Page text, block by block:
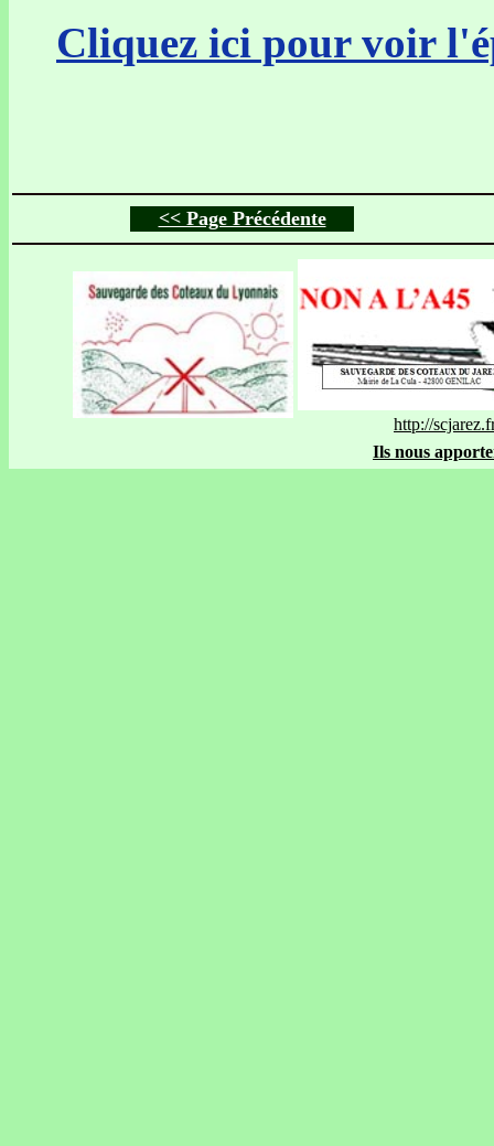
Cliquez ici pour voir
<< Page Précédente
http://
Ils nous